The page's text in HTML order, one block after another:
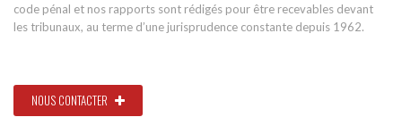
code pénal et nos rapports sont rédigés pour être recevables devant
les tribunaux, au terme d’une jurisprudence constante depuis 1962.
NOUS CONTACTER